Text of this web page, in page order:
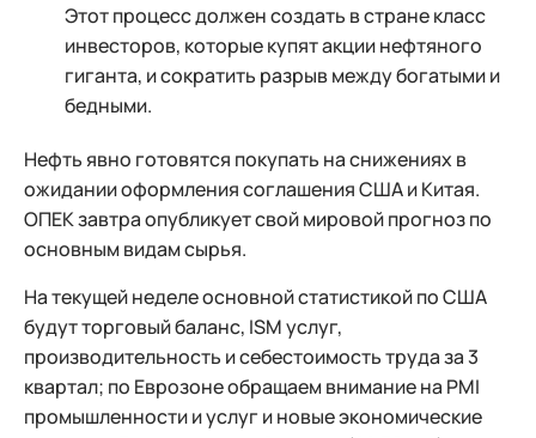
Этот процесс должен создать в стране класс
инвесторов, которые купят акции нефтяного
гиганта, и сократить разрыв между богатыми и
бедными.
Нефть явно готовятся покупать на снижениях в
ожидании оформления соглашения США и Китая.
ОПЕК завтра опубликует свой мировой прогноз по
основным видам сырья.
На текущей неделе основной статистикой по США
будут торговый баланс, ISM услуг,
производительность и себестоимость труда за 3
квартал; по Еврозоне обращаем внимание на PMI
промышленности и услуг и новые экономические